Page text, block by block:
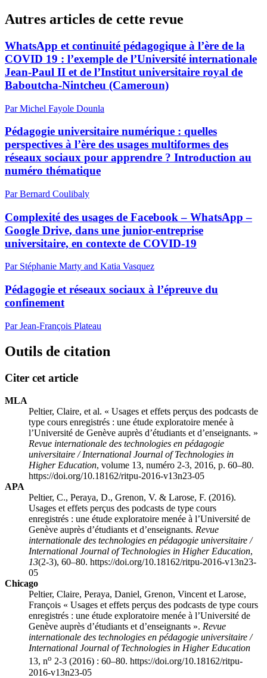
Autres articles de cette revue
WhatsApp et continuité pédagogique à l’ère de la
COVID 19 : l’exemple de l’Université internationale
Jean-Paul II et de l’Institut universitaire royal de
Baboutcha-Nintcheu (Cameroun)
Par Michel Fayole Dounla
Pédagogie universitaire numérique : quelles
perspectives à l’ère des usages multiformes des
réseaux sociaux pour apprendre ? Introduction au
numéro thématique
Par Bernard Coulibaly
Complexité des usages de Facebook – WhatsApp –
Google Drive, dans une junior-entreprise
universitaire, en contexte de COVID-19
Par Stéphanie Marty and Katia Vasquez
Pédagogie et réseaux sociaux à l’épreuve du
confinement
Par Jean-François Plateau
Outils de citation
Citer cet article
MLA
Peltier, Claire, et al. « Usages et effets perçus des podcasts de
type cours enregistrés : une étude exploratoire menée à
l’Université de Genève auprès d’étudiants et d’enseignants. »
Revue internationale des technologies en pédagogie
universitaire / International Journal of Technologies in
Higher Education, volume 13, numéro 2-3, 2016, p. 60–80.
https://doi.org/10.18162/ritpu-2016-v13n23-05
APA
Peltier, C., Peraya, D., Grenon, V. & Larose, F. (2016).
Usages et effets perçus des podcasts de type cours
enregistrés : une étude exploratoire menée à l’Université de
Genève auprès d’étudiants et d’enseignants. Revue
internationale des technologies en pédagogie universitaire /
International Journal of Technologies in Higher Education,
13(2-3), 60–80. https://doi.org/10.18162/ritpu-2016-v13n23-
05
Chicago
Peltier, Claire, Peraya, Daniel, Grenon, Vincent et Larose,
François « Usages et effets perçus des podcasts de type cours
enregistrés : une étude exploratoire menée à l’Université de
Genève auprès d’étudiants et d’enseignants ». Revue
internationale des technologies en pédagogie universitaire /
International Journal of Technologies in Higher Education
13, no 2-3 (2016) : 60–80. https://doi.org/10.18162/ritpu-
2016-v13n23-05